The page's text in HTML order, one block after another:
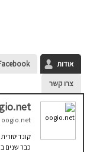
אודות
צרו קשר
oogio.net
כבר שנים